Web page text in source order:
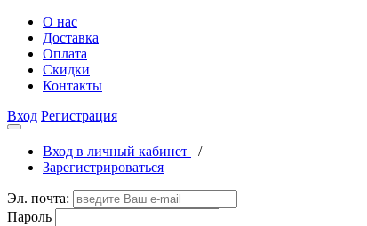
О нас
Доставка
Оплата
Скидки
Контакты
Вход Регистрация
Вход в личный кабинет
/
Зарегистрироваться
Эл. почта:
Пароль